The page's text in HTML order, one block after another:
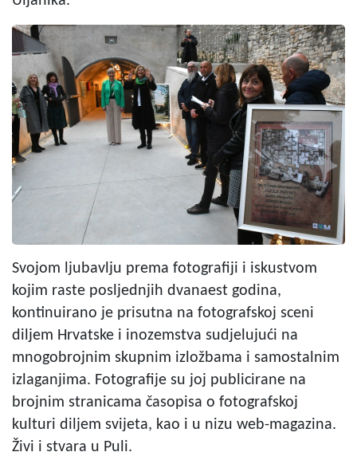
Svojom ljubavlju prema fotografiji i iskustvom
kojim raste posljednjih dvanaest godina,
kontinuirano je prisutna na fotografskoj sceni
diljem Hrvatske i inozemstva sudjelujući na
mnogobrojnim skupnim izložbama i samostalnim
izlaganjima. Fotografije su joj publicirane na
brojnim stranicama časopisa o fotografskoj
kulturi diljem svijeta, kao i u nizu web-magazina.
Živi i stvara u Puli.